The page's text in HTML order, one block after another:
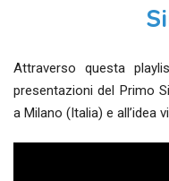
Attraverso questa
presentazioni del Primo
a Milano (Italia) e all’idea